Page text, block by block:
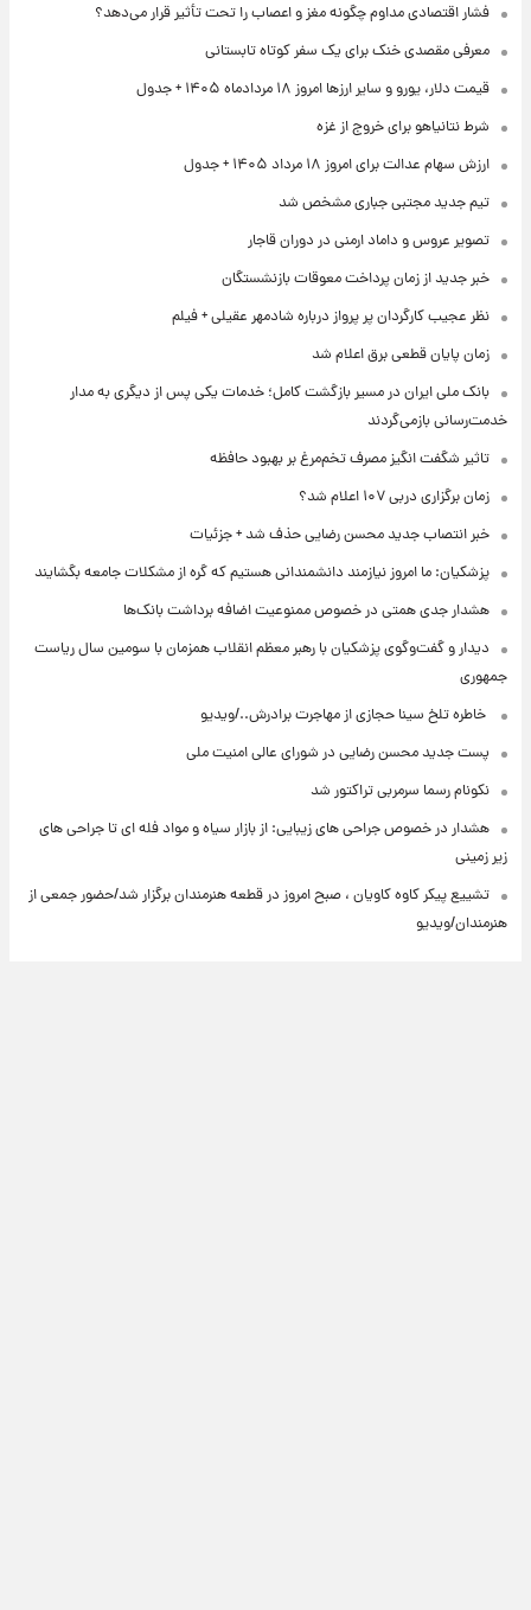
فشار اقتصادی مداوم چگونه مغز و اعصاب را تحت تأثیر قرار می‌دهد؟
معرفی مقصدی خنک برای یک سفر کوتاه تابستانی
قیمت دلار، یورو و سایر ارزها امروز ۱۸ مردادماه ۱۴۰۵ + جدول
شرط نتانیاهو برای خروج از غزه
ارزش سهام عدالت برای امروز ۱۸ مرداد ۱۴۰۵ + جدول
تیم جدید مجتبی جباری مشخص شد
تصویر عروس و داماد ارمنی در دوران قاجار
خبر جدید از زمان پرداخت معوقات بازنشستگان
نظر عجیب کارگردان پر پرواز درباره شادمهر عقیلی + فیلم
زمان پایان قطعی برق اعلام شد
بانک ملی ایران در مسیر بازگشت کامل؛ خدمات یکی پس از دیگری به مدار
خدمت‌رسانی بازمی‌گردند
تاثیر شگفت انگیز مصرف تخم‌مرغ بر بهبود حافظه
زمان برگزاری دربی ۱۰۷ اعلام شد؟
خبر انتصاب جدید محسن رضایی حذف شد + جزئیات
پزشکیان: ما امروز نیازمند دانشمندانی هستیم که گره از مشکلات جامعه بگشایند
هشدار جدی همتی در خصوص ممنوعیت اضافه ‌برداشت بانک‌ها
دیدار و گفت‌وگوی پزشکیان با رهبر معظم انقلاب همزمان با سومین سال ریاست
جمهوری
⁨ خاطره تلخ سینا حجازی از مهاجرت برادرش../ویدیو
پست جدید محسن رضایی در شورای عالی امنیت ملی
نکونام رسما سرمربی تراکتور شد
هشدار در خصوص جراحی های زیبایی: از بازار سیاه و مواد فله ای تا جراحی های
زیر زمینی
تشییع پیکر کاوه کاویان ، صبح امروز در قطعه هنرمندان برگزار شد/حضور جمعی از
هنرمندان/ویدیو